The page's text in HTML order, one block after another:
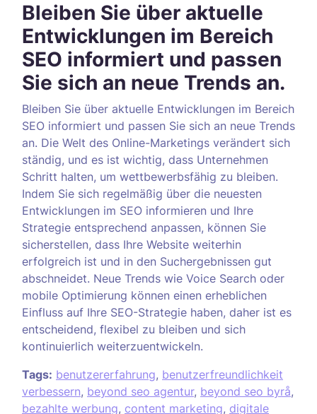
Bleiben Sie über aktuelle
Entwicklungen im Bereich
SEO informiert und passen
Sie sich an neue Trends an.
Bleiben Sie über aktuelle Entwicklungen im Bereich
SEO informiert und passen Sie sich an neue Trends
an. Die Welt des Online-Marketings verändert sich
ständig, und es ist wichtig, dass Unternehmen
Schritt halten, um wettbewerbsfähig zu bleiben.
Indem Sie sich regelmäßig über die neuesten
Entwicklungen im SEO informieren und Ihre
Strategie entsprechend anpassen, können Sie
sicherstellen, dass Ihre Website weiterhin
erfolgreich ist und in den Suchergebnissen gut
abschneidet. Neue Trends wie Voice Search oder
mobile Optimierung können einen erheblichen
Einfluss auf Ihre SEO-Strategie haben, daher ist es
entscheidend, flexibel zu bleiben und sich
kontinuierlich weiterzuentwickeln.
Tags: benutzererfahrung, benutzerfreundlichkeit
verbessern, beyond seo agentur, beyond seo byrå,
bezahlte werbung, content marketing, digitale